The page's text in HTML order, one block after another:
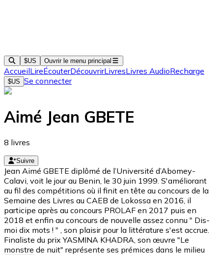
$US Ouvrir le menu principal
AccueilLireÉcouterDécouvrirLivresLivres AudioRecharge
$US Se connecter
Aimé Jean GBETE
8 livres
Suivre
Jean Aimé GBETE diplômé de l’Université d’Abomey-
Calavi, voit le jour au Benin, le 30 juin 1999. S'améliorant
au fil des compétitions où il finit en tête au concours de la
Semaine des Livres au CAEB de Lokossa en 2016, il
participe après au concours PROLAF en 2017 puis en
2018 et enfin au concours de nouvelle assez connu " Dis-
moi dix mots ! " , son plaisir pour la littérature s'est accrue.
Finaliste du prix YASMINA KHADRA, son œuvre "Le
monstre de nuit" représente ses prémices dans le milieu